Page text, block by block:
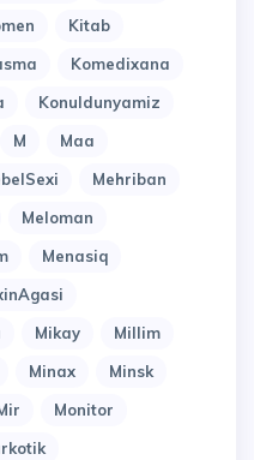
Kitab
Komedixana
Konuldunyamiz
M
Maa
Mehriban
Meloman
Menasiq
Mikay
Millim
Minax
Minsk
Monitor